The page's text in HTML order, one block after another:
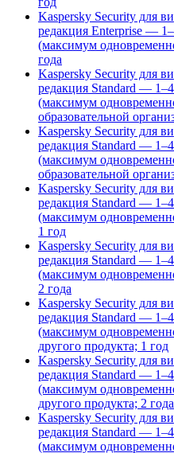
Kaspersky Security для
редакция Enterprise —
(максимум
года
Kaspersky Security для
редакция Standard —
(максимум
образовательной
Kaspersky Security для
редакция Standard —
(максимум
образовательной
Kaspersky Security для
редакция Standard —
(максимум
1 год
Kaspersky Security для
редакция Standard —
(максимум
2 года
Kaspersky Security для
редакция Standard —
(максимум
другого продукта; 1 год
Kaspersky Security для
редакция Standard —
(максимум
другого продукта; 2 года
Kaspersky Security для
редакция Standard —
(максимум